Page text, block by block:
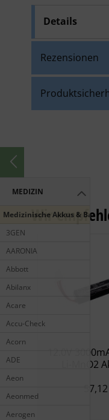
MEDIZIN
Medizinische Akkus &
3GEN
AARONIA
Abbott
Abilanx
Acare
Accu-Check
Acorn
ADE
Aeon
Aeonmed
Aerogen
Details
Rezensionen
Wir
12.0V
Li-MnO2